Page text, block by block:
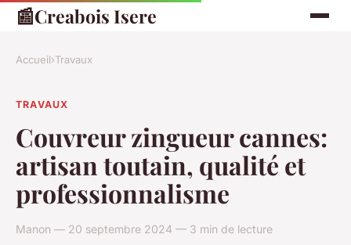
📰Creabois Isere
Accueil›Travaux
TRAVAUX
Couvreur zingueur cannes:
artisan toutain, qualité et
professionnalisme
Manon — 20 septembre 2024 — 3 min de lecture